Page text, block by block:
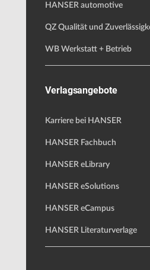
HANSER automotive
QZ Qualität und
WB Werkstatt + Betrieb
Verlagsangebote
Karriere bei HANSER
HANSER Fachbuch
HANSER eLibrary
HANSER eSolutions
HANSER eCampus
HANSER Literaturverlage